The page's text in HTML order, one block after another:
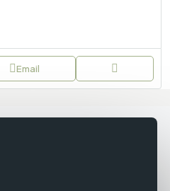
Email